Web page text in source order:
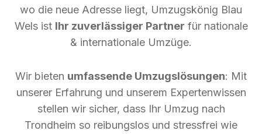
wo die neue Adresse liegt, Umzugskönig Blau
Wels ist Ihr zuverlässiger Partner für nationale
& internationale Umzüge.
Wir bieten umfassende Umzugslösungen: Mit
unserer Erfahrung und unserem Expertenwissen
stellen wir sicher, dass Ihr Umzug nach
Trondheim so reibungslos und stressfrei wie